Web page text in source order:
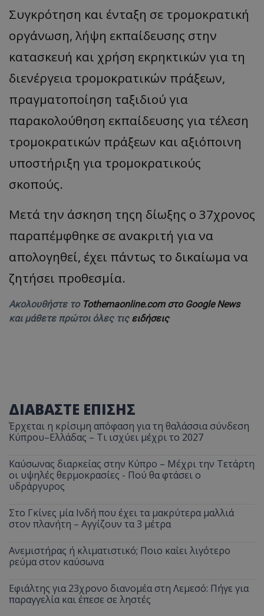
Συγκρότηση και ένταξη σε τρομοκρατική
οργάνωση, λήψη εκπαίδευσης στην
κατασκευή και χρήση εκρηκτικών για τη
διενέργεια τρομοκρατικών πράξεων,
πραγματοποίηση ταξιδιού για
παρακολούθηση εκπαίδευσης για τέλεση
τρομοκρατικών πράξεων και αξιόποινη
υποστήριξη για τρομοκρατικούς
σκοπούς.
Μετά την άσκηση τηςη δίωξης ο 37χρονος
παραπέμφθηκε σε ανακριτή για να
απολογηθεί, έχει πάντως το δικαίωμα να
ζητήσει προθεσμία.
Ακολουθήστε το Tothemaonline.com στο Google News
και μάθετε πρώτοι όλες τις ειδήσεις
ΔΙΑΒΑΣΤΕ ΕΠΙΣΗΣ
Έρχεται η κρίσιμη απόφαση για τη θαλάσσια σύνδεση
Κύπρου–Ελλάδας – Τι ισχύει μέχρι το 2027
Καύσωνας διαρκείας στην Κύπρο – Μέχρι την Τετάρτη
οι υψηλές θερμοκρασίες - Πού θα φτάσει ο
υδράργυρος
Στο Γκίνες μία Ινδή που έχει τα μακρύτερα μαλλιά
στον πλανήτη – Αγγίζουν τα 3 μέτρα
Ανεμιστήρας ή κλιματιστικό; Ποιο καίει λιγότερο
ρεύμα στον καύσωνα
Εφιάλτης για 23χρονο διανομέα στη Λεμεσό: Πήγε για
παραγγελία και έπεσε σε ληστές